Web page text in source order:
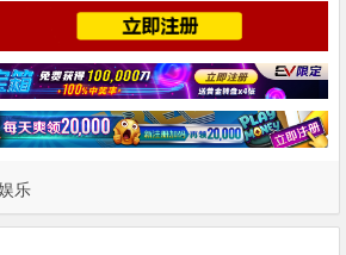
乐